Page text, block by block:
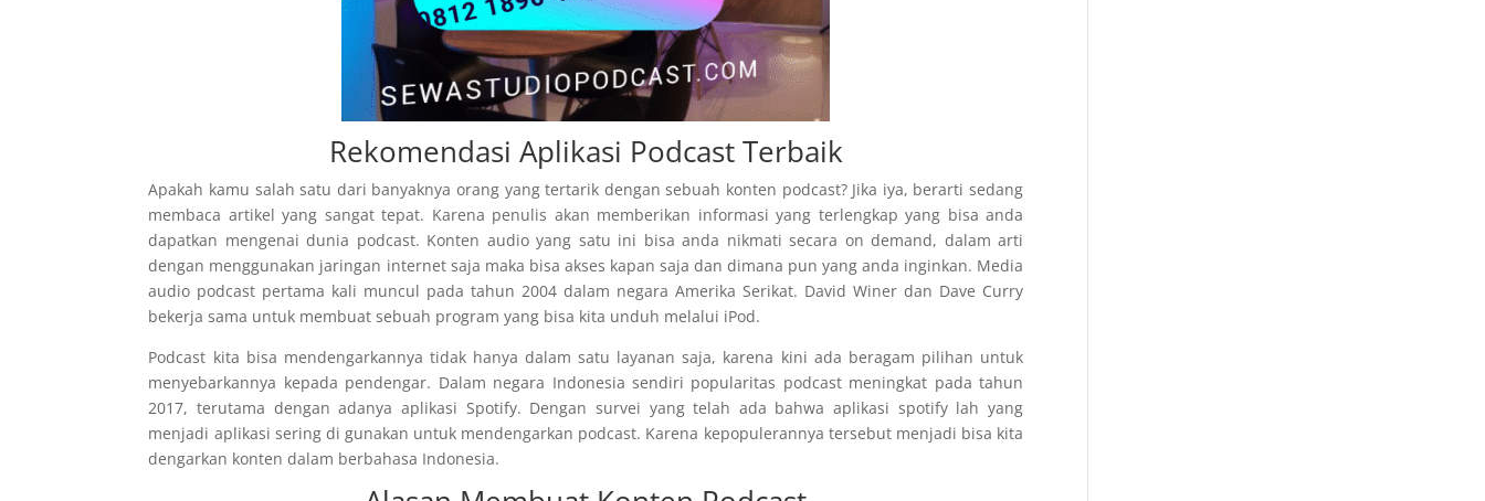
Rekomendasi Aplikasi Podcast Terbaik
Apakah kamu salah satu dari banyaknya orang yang tertarik dengan sebuah konten podcast? Jika iya, berarti sedang
membaca artikel yang sangat tepat. Karena penulis akan memberikan informasi yang terlengkap yang bisa anda
dapatkan mengenai dunia podcast. Konten audio yang satu ini bisa anda nikmati secara on demand, dalam arti
dengan menggunakan jaringan internet saja maka bisa akses kapan saja dan dimana pun yang anda inginkan. Media
audio podcast pertama kali muncul pada tahun 2004 dalam negara Amerika Serikat. David Winer dan Dave Curry
bekerja sama untuk membuat sebuah program yang bisa kita unduh melalui iPod.
Podcast kita bisa mendengarkannya tidak hanya dalam satu layanan saja, karena kini ada beragam pilihan untuk
menyebarkannya kepada pendengar. Dalam negara Indonesia sendiri popularitas podcast meningkat pada tahun
2017, terutama dengan adanya aplikasi Spotify. Dengan survei yang telah ada bahwa aplikasi spotify lah yang
menjadi aplikasi sering di gunakan untuk mendengarkan podcast. Karena kepopulerannya tersebut menjadi bisa kita
dengarkan konten dalam berbahasa Indonesia.